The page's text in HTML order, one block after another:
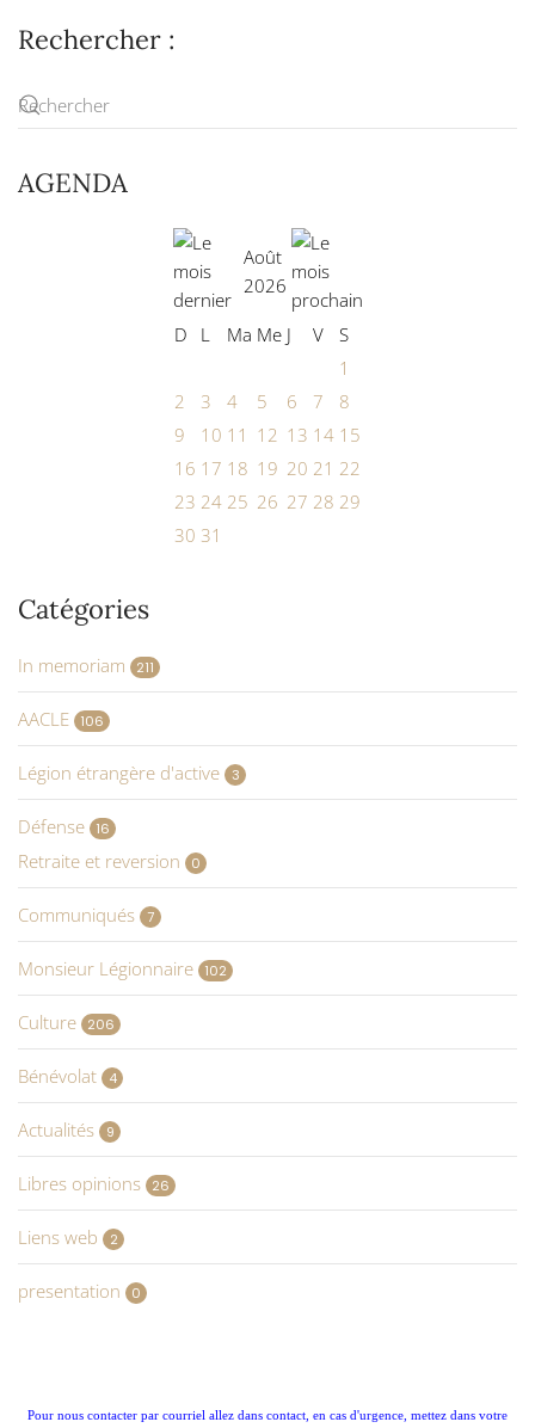
Rechercher :
AGENDA
Août
2026
D L Ma Me J V
S
1
2
3 4 5 6 7
8
9
10 11 12 13 14 15
16 17 18 19 20 21 22
23 24 25 26 27 28 29
30 31
Catégories
In memoriam 211
AACLE 106
Légion étrangère d'active 3
Défense 16
Retraite et reversion 0
Communiqués 7
Monsieur Légionnaire 102
Culture 206
Bénévolat 4
Actualités 9
Libres opinions 26
Liens web 2
presentation 0
Pour nous contacter par courriel allez dans contact, en cas d'urgence, mettez dans votre